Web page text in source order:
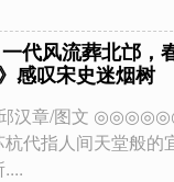
代风流葬北邙
感叹宋史迷烟树
汉章/图文 ◎◎◎◎◎◎
代指人间天堂般的